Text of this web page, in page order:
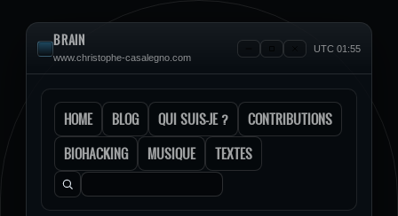
BRAIN
www.christophe-casalegno.com
UTC 01:55
HOME BLOG QUI SUIS-JE ?
CONTRIBUTIONS
BIOHACKING
MUSIQUE TEXTES
Rechercher :